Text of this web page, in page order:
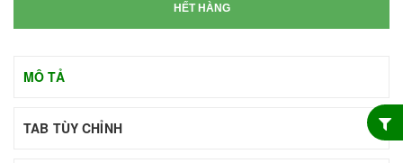
HẾT HÀNG
MÔ TẢ
TAB TÙY CHỈNH